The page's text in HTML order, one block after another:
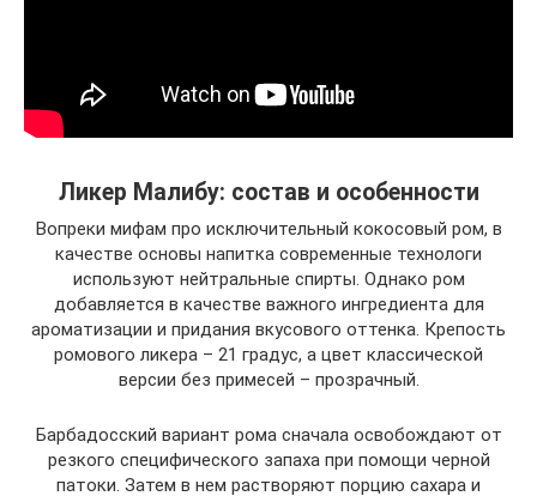
Ликер Малибу: состав и особенности
Вопреки мифам про исключительный кокосовый ром, в
качестве основы напитка современные технологи
используют нейтральные спирты. Однако ром
добавляется в качестве важного ингредиента для
ароматизации и придания вкусового оттенка. Крепость
ромового ликера – 21 градус, а цвет классической
версии без примесей – прозрачный.
Барбадосский вариант рома сначала освобождают от
резкого специфического запаха при помощи черной
патоки. Затем в нем растворяют порцию сахара и